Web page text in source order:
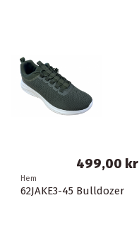
Hem
62JAKE3-45 Bulldozer
499,00 kr